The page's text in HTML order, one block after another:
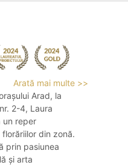
Arată mai multe >>
Arad, la
2-4, Laura
un reper
din zonă.
prin pasiunea
și arta